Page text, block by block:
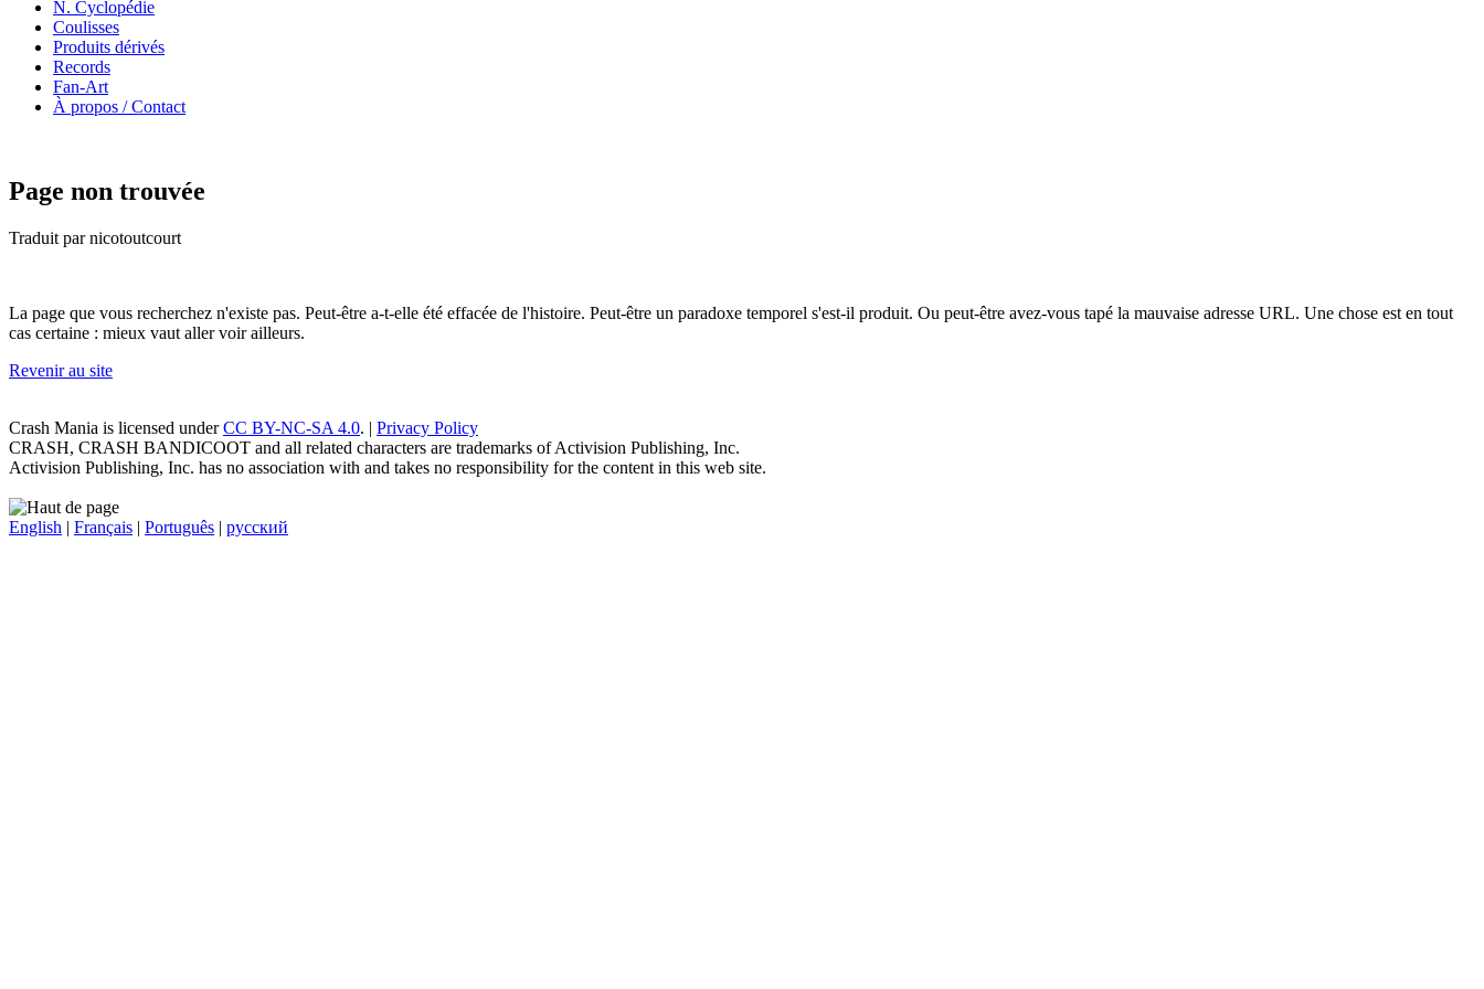
N. Cyclopédie
Coulisses
Produits dérivés
Records
Fan-Art
À propos / Contact
Page non trouvée
Traduit par nicotoutcourt
La page que vous recherchez n'existe pas. Peut-être a-t-elle été effacée de l'histoire. Peut-être un paradoxe temporel s'est-il produit. Ou peut-être avez-vous tapé la mauvaise adresse URL. Une chose est en tout
cas certaine : mieux vaut aller voir ailleurs.
Revenir au site
Crash Mania is licensed underCC BY-NC-SA 4.0. | Privacy Policy
CRASH, CRASH BANDICOOT and all related characters are trademarks of Activision Publishing, Inc.
Activision Publishing, Inc. has no association with and takes no responsibility for the content in this web site.
English | Français | Português | русский